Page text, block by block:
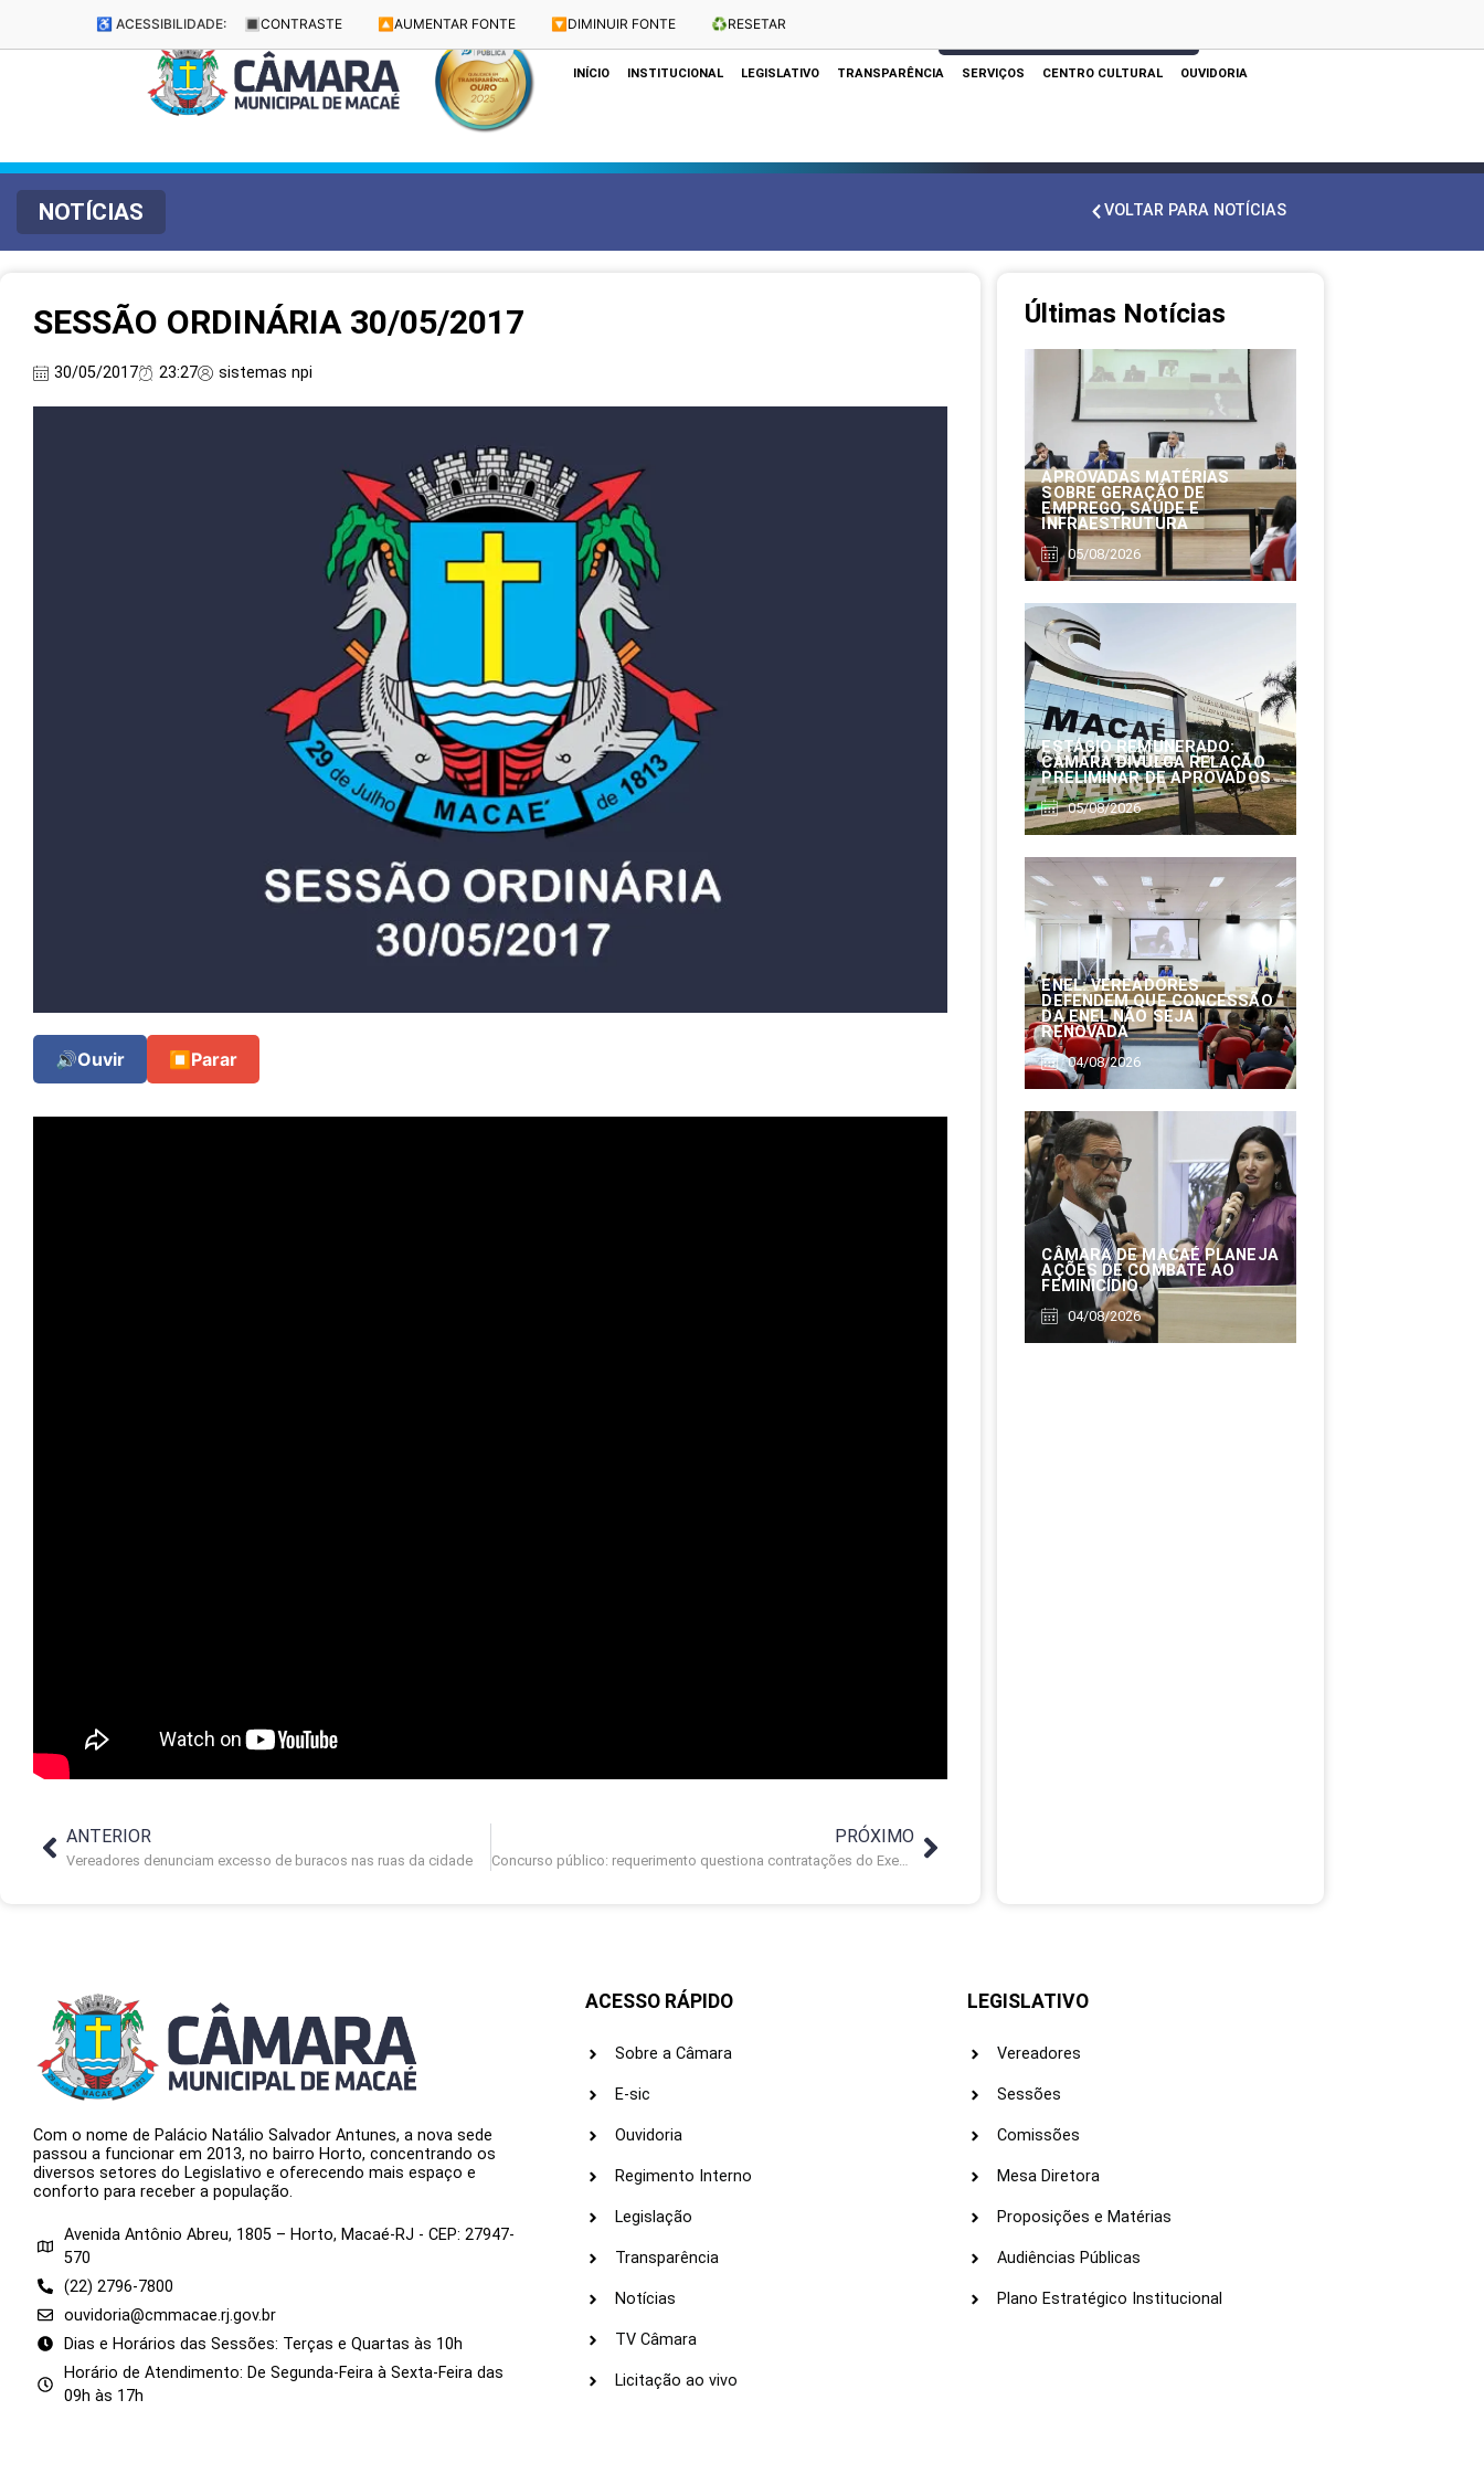
♿ ACESSIBILIDADE: 🔳 CONTRASTE 🔼 AUMENTAR FONTE 🔽 DIMINUIR FONTE ♻️RESETAR
Dias e Horários das Sessões: Terças e Quartas às 10h
INÍCIO INSTITUCIONAL LEGISLATIVO TRANSPARÊNCIA SERVIÇOS CENTRO CULTURAL OUVIDORIA
NOTÍCIAS VOLTAR PARA NOTÍCIAS
SESSÃO ORDINÁRIA 30/05/2017
30/05/2017 23:27 sistemas npi
🔊Ouvir ⏹ Parar
ANTERIOR
Vereadores denunciam excesso de buracos nas ruas da cidade
PRÓXIMO
Concurso público: requerimento questiona contratações do Executivo
Últimas Notícias
APROVADAS MATÉRIAS
SOBRE GERAÇÃO DE
EMPREGO, SAÚDE E
INFRAESTRUTURA
05/08/2026
ESTÁGIO REMUNERADO:
CÂMARA DIVULGA RELAÇÃO
PRELIMINAR DE APROVADOS
05/08/2026
ENEL: VEREADORES
DEFENDEM QUE CONCESSÃO
DA ENEL NÃO SEJA
RENOVADA
04/08/2026
CÂMARA DE MACAÉ PLANEJA
AÇÕES DE COMBATE AO
FEMINICÍDIO
04/08/2026
Com o nome de Palácio Natálio Salvador Antunes, a nova sede
passou a funcionar em 2013, no bairro Horto, concentrando os
diversos setores do Legislativo e oferecendo mais espaço e
conforto para receber a população.
Avenida Antônio Abreu, 1805 – Horto, Macaé-RJ - CEP: 27947-
570
(22) 2796-7800
ouvidoria@cmmacae.rj.gov.br
Dias e Horários das Sessões: Terças e Quartas às 10h
Horário de Atendimento: De Segunda-Feira à Sexta-Feira das
09h às 17h
ACESSO RÁPIDO
Sobre a Câmara
E-sic
Ouvidoria
Regimento Interno
Legislação
Transparência
Notícias
TV Câmara
Licitação ao vivo
LEGISLATIVO
Vereadores
Sessões
Comissões
Mesa Diretora
Proposições e Matérias
Audiências Públicas
Plano Estratégico Institucional